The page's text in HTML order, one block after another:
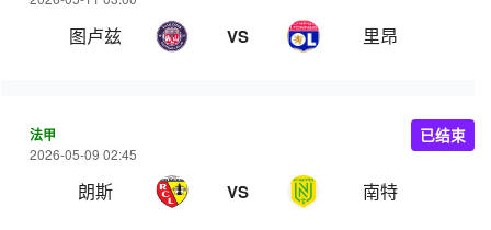
图卢兹 VS 里昂
法甲
2026-05-09 02:45
朗斯 VS 南特
已结束